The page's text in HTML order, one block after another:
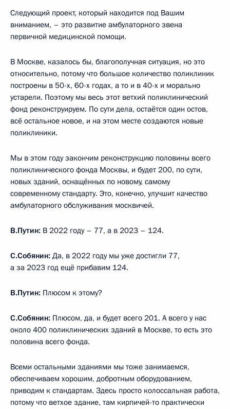
Следующий проект, который находится под Вашим
вниманием, – это развитие амбулаторного звена
первичной медицинской помощи.
В Москве, казалось бы, благополучная ситуация, но это
относительно, потому что большое количество поликлиник
построены в 50-х, 60-х годах, а то и в 40-х и морально
устарели. Поэтому мы весь этот ветхий поликлинический
фонд реконструируем. По сути дела, остаётся один остов,
всё остальное новое, и на этом месте создаются новые
поликлиники.
Мы в этом году закончим реконструкцию половины всего
поликлинического фонда Москвы, и будет 200, по сути,
новых зданий, оснащённых по новому, самому
современному стандарту. Это, конечно, улучшит качество
амбулаторного обслуживания москвичей.
В.Путин: В 2022 году – 77, а в 2023 – 124.
С.Собянин: Да, в 2022 году мы уже достигли 77,
а за 2023 год ещё прибавим 124.
В.Путин: Плюсом к этому?
С.Собянин: Плюсом, да, и будет всего 201. А всего у нас
около 400 поликлинических зданий в Москве, то есть это
половина всего фонда.
Всеми остальными зданиями мы тоже занимаемся,
обеспечиваем хорошим, добротным оборудованием,
приводим к стандартам. Здесь просто колоссальная работа,
потому что ветхое здание, там кирпичей-то практически